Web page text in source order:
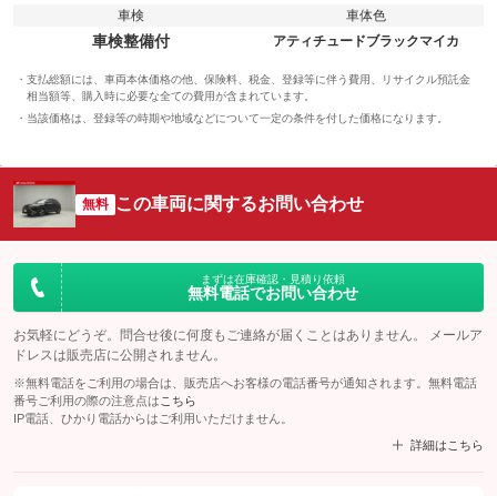
車検
車検整備付
車体色
アティチュードブラックマイカ
支払総額には、車両本体価格の他、保険料、税金、登録等に伴う費用、リサイクル預託金
相当額等、購入時に必要な全ての費用が含まれています。
当該価格は、登録等の時期や地域などについて一定の条件を付した価格になります。
無料 この車両に関するお問い合わせ
まずは在庫確認・見積り依頼
無料電話でお問い合わせ
お気軽にどうぞ。問合せ後に何度もご連絡が届くことはありません。 メールア
ドレスは販売店に公開されません。
※無料電話をご利用の場合は、販売店へお客様の電話番号が通知されます。無料電話
番号ご利用の際の注意点は こちら
IP電話、ひかり電話からはご利用いただけません。
詳細はこちら